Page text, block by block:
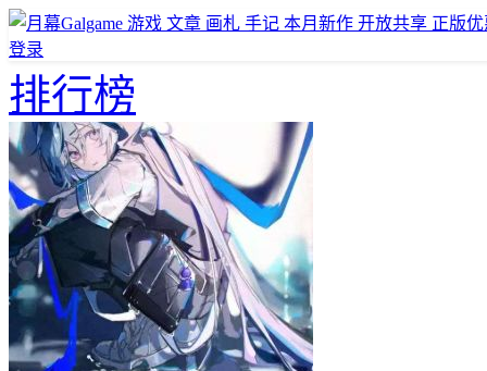
游戏 文章 画札 手记 本月新作 开放共享 正版
登录
排行榜